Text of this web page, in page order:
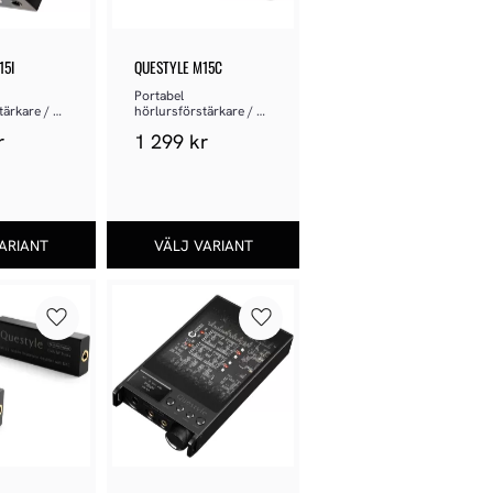
/
QUESTYLE M15C
Portabel
hörlursförstärkare /
1 299kr
Lägg till i favoriter Lägg till i favoriter